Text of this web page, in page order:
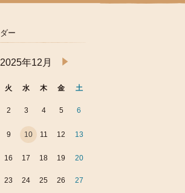
ー
2025年12月
火 水 木 金 土
2 3 4 5 6
9 10 11 12 13
16 17 18 19 20
23 24 25 26 27